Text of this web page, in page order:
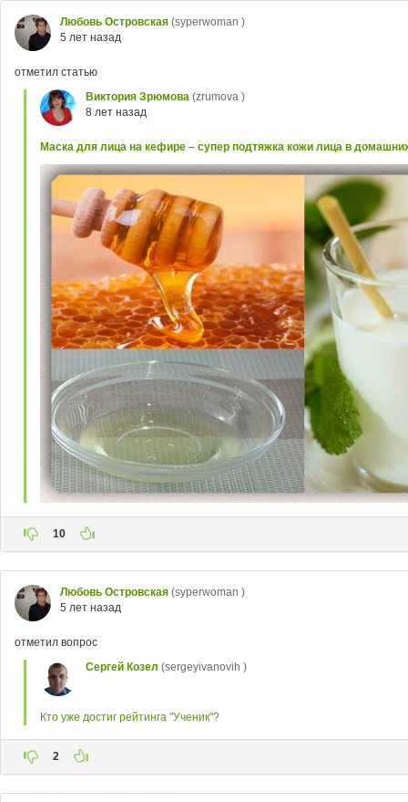
Любовь Островская (syperwoman )
5 лет назад
отметил статью
Виктория Зрюмова (zrumova )
8 лет назад
Маска для лица на кефире – супер подтяжка кожи лица в
10
Любовь Островская (syperwoman )
5 лет назад
отметил вопрос
Сергей Козел (sergeyivanovih )
Кто уже достиг рейтинга "Ученик"?
2